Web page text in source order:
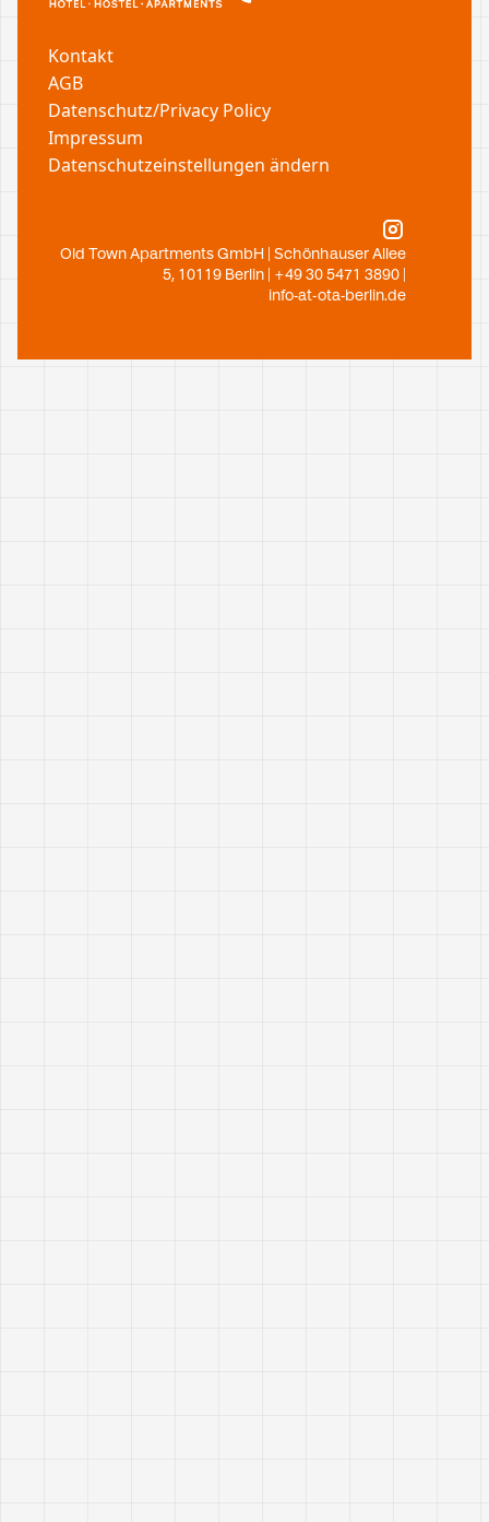
Kontakt
AGB
Datenschutz/Privacy Policy
Impressum
Datenschutzeinstellungen ändern
Old Town Apartments GmbH | Schönhauser Allee
5, 10119 Berlin | +49 30 5471 3890 |
info-at-ota-berlin.de